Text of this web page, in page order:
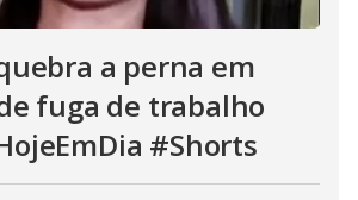
a perna em
fuga de trabalho
#Shorts